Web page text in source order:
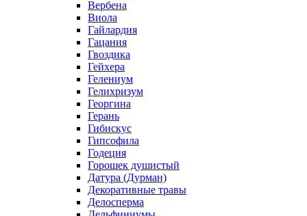
Вербена
Виола
Гайлардия
Гацания
Гвоздика
Гейхера
Гелениум
Гелихризум
Георгина
Герань
Гибискус
Гипсофила
Годеция
Горошек душистый
Датура (Дурман)
Декоративные травы
Делосперма